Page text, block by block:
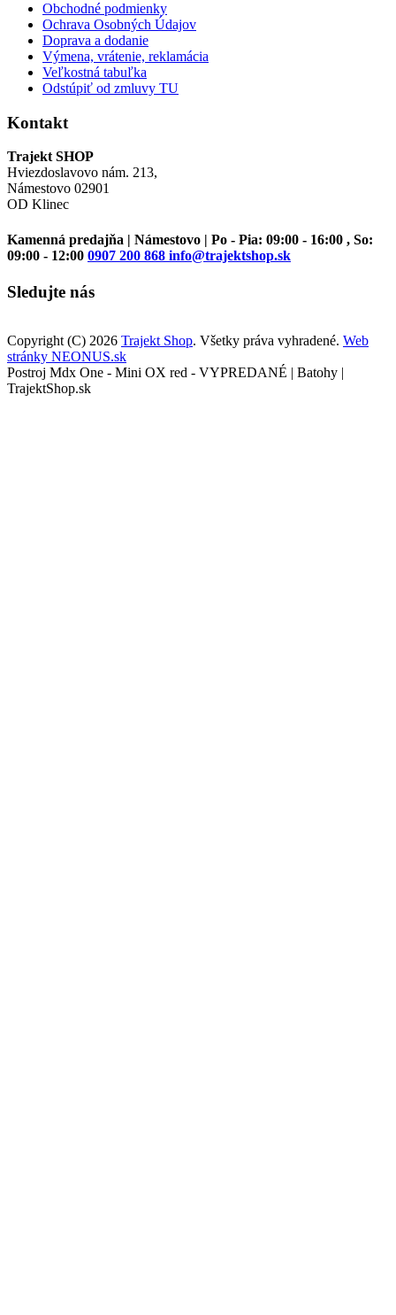
Obchodné podmienky
Ochrava Osobných Údajov
Doprava a dodanie
Výmena, vrátenie, reklamácia
Veľkostná tabuľka
Odstúpiť od zmluvy TU
Kontakt
Trajekt SHOP
Hviezdoslavovo nám. 213,
Námestovo 02901
OD Klinec
Kamenná predajňa | Námestovo | Po - Pia: 09:00 - 16:00 , So:
09:00 - 12:00 0907 200 868 info@trajektshop.sk
Sledujte nás
Copyright (C) 2026 Trajekt Shop. Všetky práva vyhradené. Web
stránky NEONUS.sk
Postroj Mdx One - Mini OX red - VYPREDANÉ | Batohy |
TrajektShop.sk